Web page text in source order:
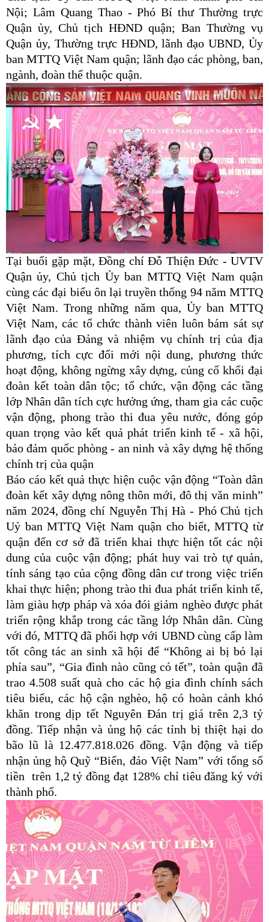
Nội; Lâm Quang Thao - Phó Bí thư Thường trực
Quận ủy, Chủ tịch HĐND quận; Ban Thường vụ
Quận ủy, Thường trực HĐND, lãnh đạo UBND, Ủy
ban MTTQ Việt Nam quận; lãnh đạo các phòng, ban,
ngành, đoàn thể thuộc quận.
Tại buổi gặp mặt, Đồng chí Đỗ Thiện Đức - UVTV
Quận ủy, Chủ tịch Ủy ban MTTQ Việt Nam quận
cùng các đại biểu ôn lại truyền thống 94 năm MTTQ
Việt Nam. Trong những năm qua, Ủy ban MTTQ
Việt Nam, các tổ chức thành viên luôn bám sát sự
lãnh đạo của Đảng và nhiệm vụ chính trị của địa
phương, tích cực đổi mới nội dung, phương thức
hoạt động, không ngừng xây dựng, củng cố khối đại
đoàn kết toàn dân tộc; tổ chức, vận động các tầng
lớp Nhân dân tích cực hưởng ứng, tham gia các cuộc
vận động, phong trào thi đua yêu nước, đóng góp
quan trọng vào kết quả phát triển kinh tế - xã hội,
bảo đảm quốc phòng - an ninh và xây dựng hệ thống
chính trị của quận
Báo cáo kết quả thực hiện cuộc vận động “Toàn dân
đoàn kết xây dựng nông thôn mới, đô thị văn minh”
năm 2024, đồng chí Nguyễn Thị Hà - Phó Chủ tịch
Uỷ ban MTTQ Việt Nam quận cho biết, MTTQ từ
quận đến cơ sở đã triển khai thực hiện tốt các nội
dung của cuộc vận động; phát huy vai trò tự quản,
tính sáng tạo của cộng đồng dân cư trong việc triển
khai thực hiện; phong trào thi đua phát triển kinh tế,
làm giàu hợp pháp và xóa đói giảm nghèo được phát
triển rộng khắp trong các tầng lớp Nhân dân. Cùng
với đó, MTTQ đã phối hợp với UBND cùng cấp làm
tốt công tác an sinh xã hội để “Không ai bị bỏ lại
phía sau”, “Gia đình nào cũng có tết”, toàn quận đã
trao 4.508 suất quà cho các hộ gia đình chính sách
tiêu biểu, các hộ cận nghèo, hộ có hoàn cảnh khó
khăn trong dịp tết Nguyên Đán trị giá trên 2,3 tỷ
đồng. Tiếp nhận và ủng hộ các tỉnh bị thiệt hại do
bão lũ là 12.477.818.026 đồng. Vận động và tiếp
nhận ủng hộ Quỹ “Biển, đảo Việt Nam” với tổng số
tiền trên 1,2 tỷ đồng đạt 128% chỉ tiêu đăng ký với
thành phố.